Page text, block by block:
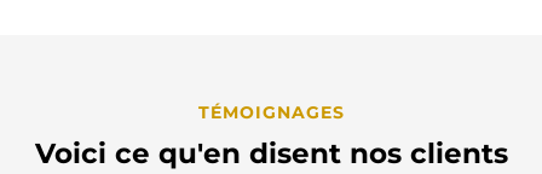
TÉMOIGNAGES
Voici ce qu'en disent nos clients